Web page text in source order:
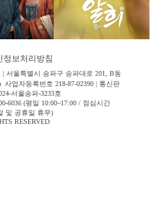
정보처리방침
서울특별시 송파구 송파대로 201, B동
업자등록번호 218-87-02390 | 통신판
서울송파-3233호
6036 (평일 10:00~17:00 / 점심시간
및 공휴일 휴무)
RESERVED